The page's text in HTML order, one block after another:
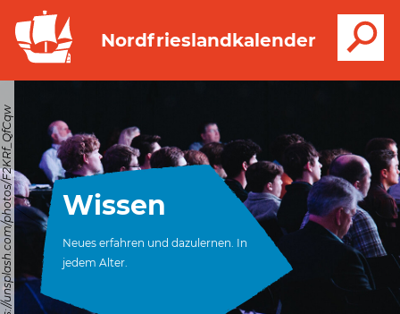
Nordfrieslandkalender
Wissen
Neues erfahren und dazulernen. In
jedem Alter.
© https://unsplash.com/photos/F2KRf_QfCqw